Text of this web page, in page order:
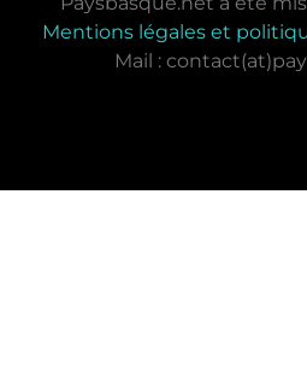
Mentions légales et
Mail :